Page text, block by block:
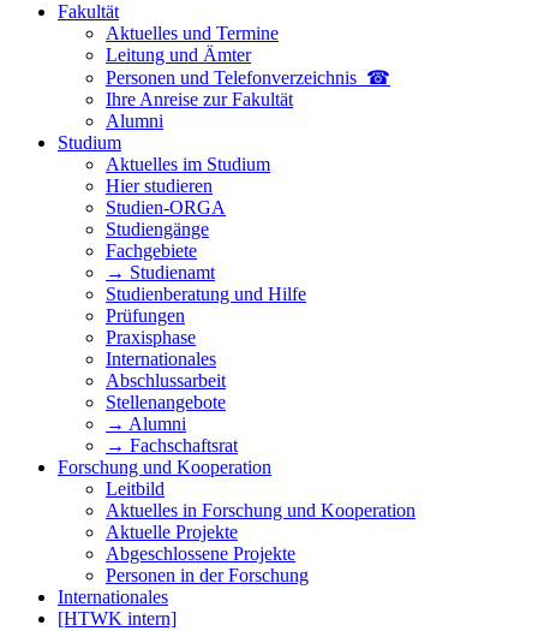
Fakultät
Aktuelles und Termine
Leitung und Ämter
Personen und Telefon­verzeichnis ☎
Ihre Anreise zur Fakultät
Alumni
Studium
Aktuelles im Studium
Hier studieren
Studien-ORGA
Studiengänge
Fachgebiete
→ Studienamt
Studienberatung und Hilfe
Prüfungen
Praxisphase
Internationales
Abschlussarbeit
Stellenangebote
→ Alumni
→ Fachschaftsrat
Forschung und Kooperation
Leitbild
Aktuelles in Forschung und Kooperation
Aktuelle Projekte
Abgeschlossene Projekte
Personen in der Forschung
Internationales
[HTWK intern]